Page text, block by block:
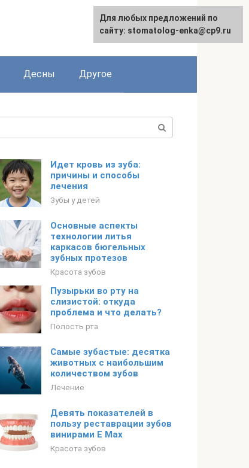
Десны Другое
Идет кровь из зуба:
причины и способы
лечения
Зубы у детей
Основные аспекты
технологии литья
каркасов бюгельных
зубных протезов
Красота зубов
Пузырьки во рту на
слизистой: откуда
проблема и что делать?
Полость рта
Самые зубастые: десятка
животных с наибольшим
количеством зубов
Лечение
Девять показателей в
пользу реставрации зубов
винирами Е Мax
Красота зубов
Для любых предложений по
сайту: stomatolog-enka@cp9.ru